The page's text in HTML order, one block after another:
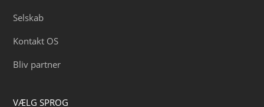
Selskab
Kontakt OS
Bliv partner
VÆLG SPROG